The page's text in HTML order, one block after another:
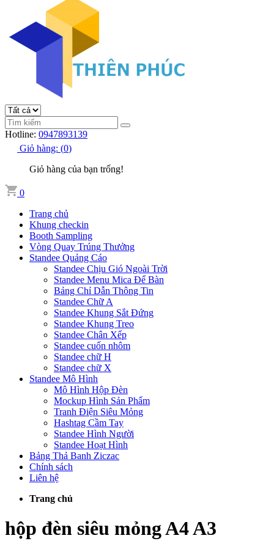
Hotline: 0947893139
Giỏ hàng: (0)
Giỏ hàng của bạn trống!
0
Trang chủ
Khung checkin
Booth Sampling
Vòng Quay Trúng Thưởng
Standee Quảng Cáo
Standee Chịu Gió Ngoài Trời
Standee Menu Mica Để Bàn
Bảng Chỉ Dẫn Thông Tin
Standee Chữ A
Standee Khung Sắt Đứng
Standee Khung Treo
Standee Chân Xếp
Standee cuốn nhôm
Standee chữ H
Standee chữ X
Standee Mô Hình
Mô Hình Hộp Đèn
Mockup Hình Sản Phẩm
Tranh Điện Siêu Mỏng
Hashtag Cầm Tay
Standee Hình Người
Standee Hoạt Hình
Bảng Thả Banh Ziczac
Chính sách
Liên hệ
Trang chủ
hộp đèn siêu mỏng A4 A3